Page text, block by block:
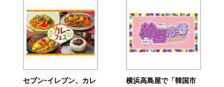
セブン‐イレブン、カレ
横浜高島屋で「韓国市